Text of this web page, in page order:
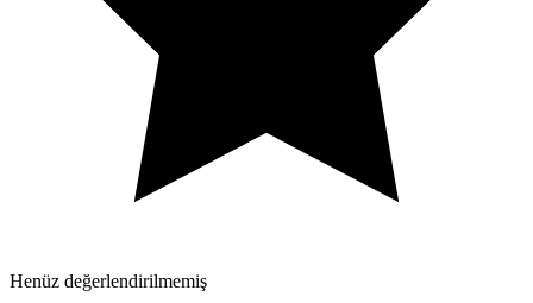
Henüz değerlendirilmemiş